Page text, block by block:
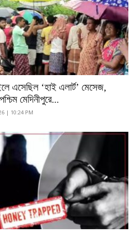
এসেছিল ‘হাই এলার্ট’ মেসেজ,
মেদিনীপুরে...
| 10:24 PM